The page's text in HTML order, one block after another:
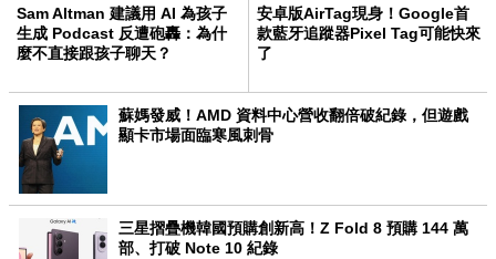
Sam Altman 建議用 AI 為孩子
生成 Podcast 反遭砲轟：為什
麼不直接跟孩子聊天？
安卓版AirTag現身！Google首
款藍牙追蹤器Pixel Tag可能快來
了
蘇媽發威！AMD 資料中心營收翻倍破紀錄，但遊戲
顯卡市場面臨寒風刺骨
三星摺疊機韓國預購創新高！Z Fold 8 預購 144 萬
部、打破 Note 10 紀錄